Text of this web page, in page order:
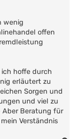
wenig
offen
ich hoffe durch
erläutert zu
Sorgen und
und viel zu
Aber Beratung für
Verständnis